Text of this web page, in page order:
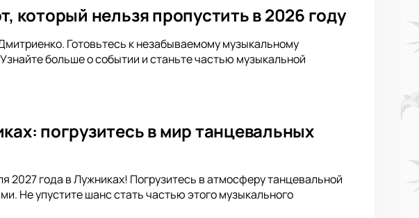
который нельзя пропустить в 2026 году
Готовьтесь к незабываемому музыкальному
больше о событии и станьте частью музыкальной
погрузитесь в мир танцевальных
2027 года в Лужниках! Погрузитесь в атмосферу танцевальной
Не упустите шанс стать частью этого музыкального